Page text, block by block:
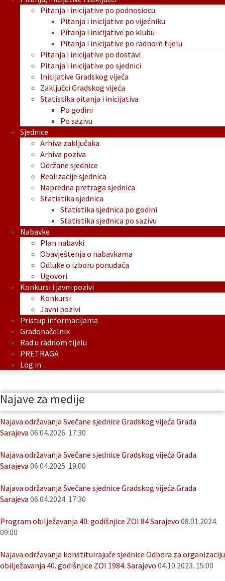
Pitanja i inicijative po podnosiocu
Pitanja i inicijative po vijećniku
Pitanja i inicijative po klubu
Pitanja i inicijative po radnom tijelu
Pitanja i inicijative po dostavi
Pitanja i inicijative po sjednici
Inicijative Gradskog vijeća
Zaključci Gradskog vijeća
Statistika pitanja i inicijativa
Po godini
Po sazivu
Sjednice
Arhiva zaključaka
Arhiva poziva
Održane sjednice
Realizacije sjednica
Napredna pretraga sjednica
Statistika sjednica
Statistika sjednica po godini
Statistika sjednica po sazivu
Nabavke
Plan nabavki
Obavještenja o nabavkama
Odluke o izboru ponuđača
Ugovori
Konkursi i javni pozivi
Konkursi
Javni pozivi
Pristup informacijama
Gradonačelnik
Rad u radnom tijelu
PRETRAGA
Log in
Najave za medije
Najava održavanja Svečane sjednice Gradskog vijeća Grada
Sarajeva 06.04.2026. 17:30
Najava održavanja Svečane sjednice Gradskog vijeća Grada
Sarajeva 06.04.2025. 19:00
Najava održavanja Svečane sjednice Gradskog vijeća Grada
Sarajeva 06.04.2024. 17:30
Program obilježavanja 40. godišnjice ZOI 84 Sarajevo 08.01.2024.
09:00
Najava održavanja konstituirajuće sjednice Odbora za organizaciju
obilježavanja 40. godišnjice ZOI 1984. Sarajevo 04.10.2023. 15:00